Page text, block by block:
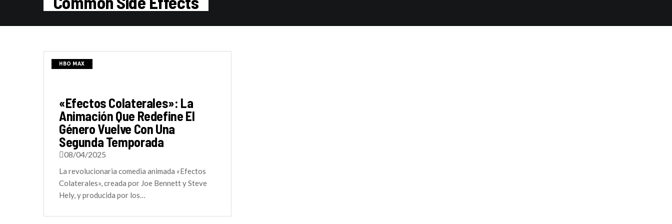
HBO MAX
«Efectos Colaterales»: La
Animación Que Redefine El
Género Vuelve Con Una
Segunda Temporada
08/04/2025
La revolucionaria comedia animada «Efectos
Colaterales», creada por Joe Bennett y Steve
Hely, y producida por los…